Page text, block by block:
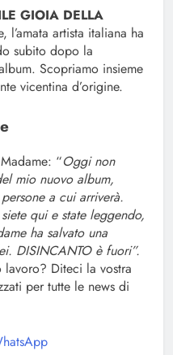
GIOIA DELLA
l’amata artista italiana ha
subito dopo la
Scopriamo insieme
vicentina d’origine.
“Oggi non
mio nuovo album,
a cui arriverà.
qui e state leggendo,
ha salvato una
DISINCANTO è fuori”.
lavoro? Diteci la vostra
per tutte le news di